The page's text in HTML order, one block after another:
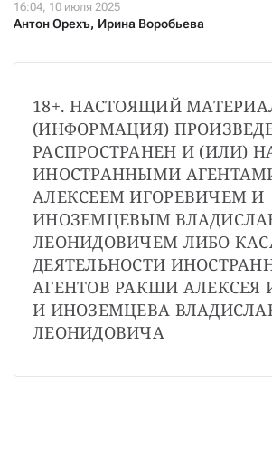
Антон Орехъ, Ирина Воробьева
18+. НАСТОЯЩИЙ
(ИНФОРМАЦИЯ)
РАСПРОСТРАНЕН И (ИЛИ)
ИНОСТРАННЫМИ
АЛЕКСЕЕМ ИГОРЕВИЧЕМ И
ИНОЗЕМЦЕВЫМ
ЛЕОНИДОВИЧЕМ ЛИБО
ДЕЯТЕЛЬНОСТИ
АГЕНТОВ РАКШИ АЛЕКСЕЯ
И ИНОЗЕМЦЕВА
ЛЕОНИДОВИЧА